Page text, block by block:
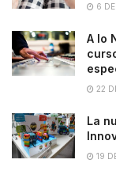
6
A lo
22
La
19